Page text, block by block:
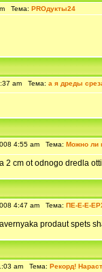
Тема: PROдукты24
am Тема: а я дреды
4:55 am Тема: Можно ли
cm ot odnogo dredla
4:47 am Тема: ПЕ-Е-Е-
prodaut spets
am Тема: Рекорд!